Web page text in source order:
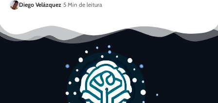
Diego Velázquez 5 Min de leitura